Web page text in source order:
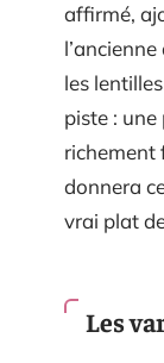
affirmé,
les
piste :
richement
donnera
vrai plat
Les